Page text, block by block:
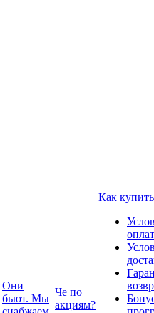
Они
бьют. Мы
Че по
акциям?
Как купить